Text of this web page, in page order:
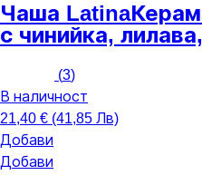
Чаша Latina
с чинийка,
(3)
В наличност
21,40 € (41,85 Лв)
Добави
Добави